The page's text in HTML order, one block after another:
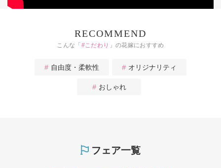
RECOMMEND
こんな「#こだわり 」の花嫁におすすめ
自由度・柔軟性 オリジナリティ
おしゃれ
フェア一覧